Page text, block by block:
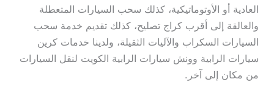
العادية أو الأوتوماتيكية، كذلك سحب السيارات المتعطلة
والعالقة إلى أقرب كراج تصليح، كذلك تقديم خدمة سحب
السيارات السكراب والآليات الثقيلة، ولدينا خدمات كرين
سيارات الرابية وونش سيارات الرابية الكويت لنقل السيارات
من مكان إلى آخر.